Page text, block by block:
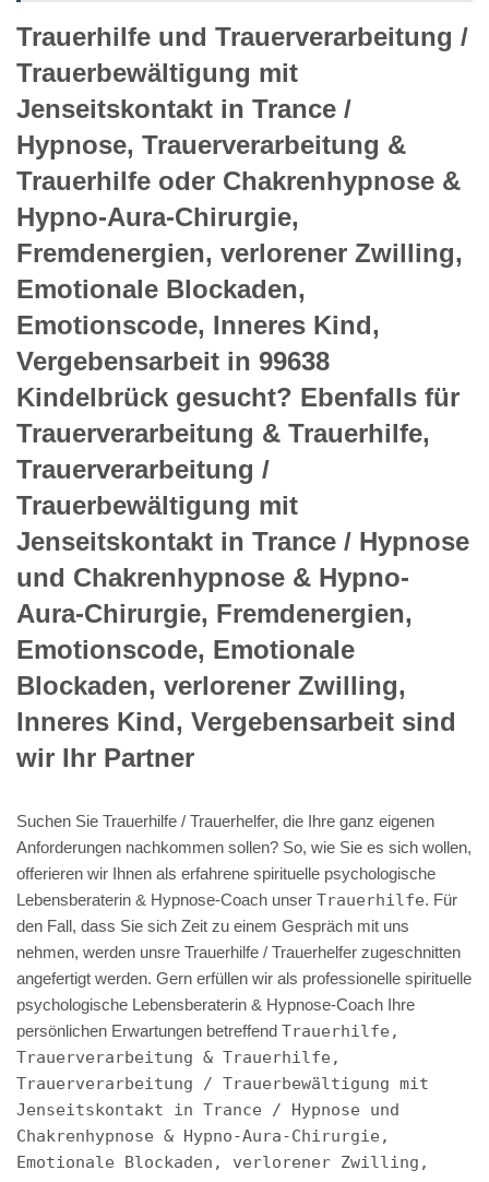
Trauerhilfe und Trauerverarbeitung /
Trauerbewältigung mit
Jenseitskontakt in Trance /
Hypnose, Trauerverarbeitung &
Trauerhilfe oder Chakrenhypnose &
Hypno-Aura-Chirurgie,
Fremdenergien, verlorener Zwilling,
Emotionale Blockaden,
Emotionscode, Inneres Kind,
Vergebensarbeit in 99638
Kindelbrück gesucht? Ebenfalls für
Trauerverarbeitung & Trauerhilfe,
Trauerverarbeitung /
Trauerbewältigung mit
Jenseitskontakt in Trance / Hypnose
und Chakrenhypnose & Hypno-
Aura-Chirurgie, Fremdenergien,
Emotionscode, Emotionale
Blockaden, verlorener Zwilling,
Inneres Kind, Vergebensarbeit sind
wir Ihr Partner
Suchen Sie Trauerhilfe / Trauerhelfer, die Ihre ganz eigenen
Anforderungen nachkommen sollen? So, wie Sie es sich wollen,
offerieren wir Ihnen als erfahrene spirituelle psychologische
Lebensberaterin & Hypnose-Coach unser Trauerhilfe. Für
den Fall, dass Sie sich Zeit zu einem Gespräch mit uns
nehmen, werden unsre Trauerhilfe / Trauerhelfer zugeschnitten
angefertigt werden. Gern erfüllen wir als professionelle spirituelle
psychologische Lebensberaterin & Hypnose-Coach Ihre
persönlichen Erwartungen betreffend Trauerhilfe,
Trauerverarbeitung & Trauerhilfe,
Trauerverarbeitung / Trauerbewältigung mit
Jenseitskontakt in Trance / Hypnose und
Chakrenhypnose & Hypno-Aura-Chirurgie,
Emotionale Blockaden, verlorener Zwilling,